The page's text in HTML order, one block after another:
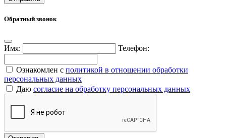
Обратный звонок
Имя: Телефон:
Ознакомлен с политикой в отношении обработки
персональных данных
Даю согласие на обработку персональных данных